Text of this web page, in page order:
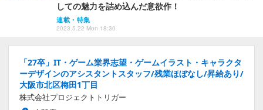
2023.5.25 Thu 5:57
高評価サバイバルホラーがCo-opで帰ってきた最新作
リーズならではの恐怖は変わらず、協力アクションと
しての魅力を詰め込んだ意欲作！
連載・特集
2023.5.22 Mon 18:30